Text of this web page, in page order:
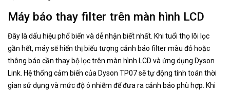
Máy báo thay filter trên màn hình LCD
Đây là dấu hiệu phổ biến và dễ nhận biết nhất. Khi tuổi thọ lõi lọc
gần hết, máy sẽ hiển thị biểu tượng cảnh báo filter màu đỏ hoặc
thông báo cần thay bộ lọc trên màn hình LCD và ứng dụng Dyson
Link. Hệ thống cảm biến của Dyson TP07 sẽ tự động tính toán thời
gian sử dụng và mức độ ô nhiễm để đưa ra cảnh báo phù hợp. Khi